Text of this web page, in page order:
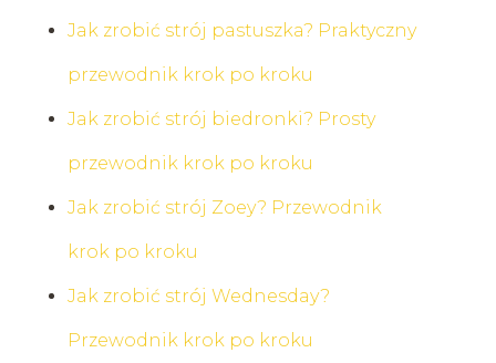
Jak zrobić strój pastuszka? Praktyczny
przewodnik krok po kroku
Jak zrobić strój biedronki? Prosty
przewodnik krok po kroku
Jak zrobić strój Zoey? Przewodnik
krok po kroku
Jak zrobić strój Wednesday?
Przewodnik krok po kroku